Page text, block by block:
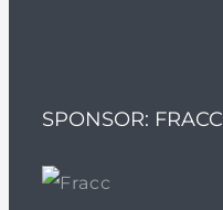
SPONSOR: FRACC